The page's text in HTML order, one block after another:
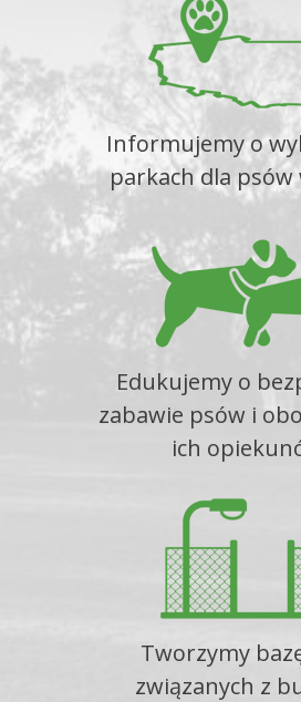
Informujemy o
parkach dla psów
Edukujemy o
zabawie psów i
ich
Tworzymy
związanych z